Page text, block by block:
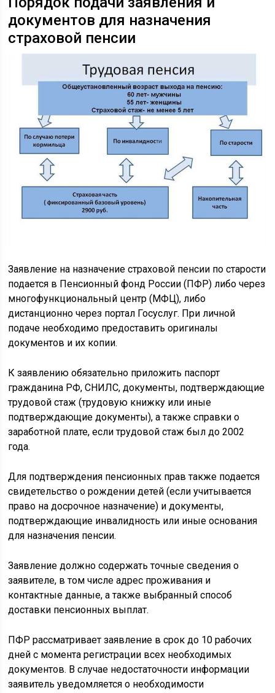
документов для назначения
страховой пенсии
Заявление на назначение страховой пенсии по старости
подается в Пенсионный фонд России (ПФР) либо через
многофункциональный центр (МФЦ), либо
дистанционно через портал Госуслуг. При личной
подаче необходимо предоставить оригиналы
документов и их копии.
К заявлению обязательно приложить паспорт
гражданина РФ, СНИЛС, документы, подтверждающие
трудовой стаж (трудовую книжку или иные
подтверждающие документы), а также справки о
заработной плате, если трудовой стаж был до 2002
года.
Для подтверждения пенсионных прав также подается
свидетельство о рождении детей (если учитывается
право на досрочное назначение) и документы,
подтверждающие инвалидность или иные основания
для назначения пенсии.
Заявление должно содержать точные сведения о
заявителе, в том числе адрес проживания и
контактные данные, а также выбранный способ
доставки пенсионных выплат.
ПФР рассматривает заявление в срок до 10 рабочих
дней с момента регистрации всех необходимых
документов. В случае недостаточности информации
заявитель уведомляется о необходимости